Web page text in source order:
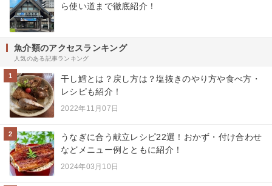
ら使い道まで徹底紹介！
魚介類のアクセスランキング
人気のある記事ランキング
1
干し鱈とは？戻し方は？塩抜きのやり方や食べ方・
レシピも紹介！
2022年11月07日
2
うなぎに合う献立レシピ22選！おかず・付け合わせ
などメニュー例とともに紹介！
2024年03月10日